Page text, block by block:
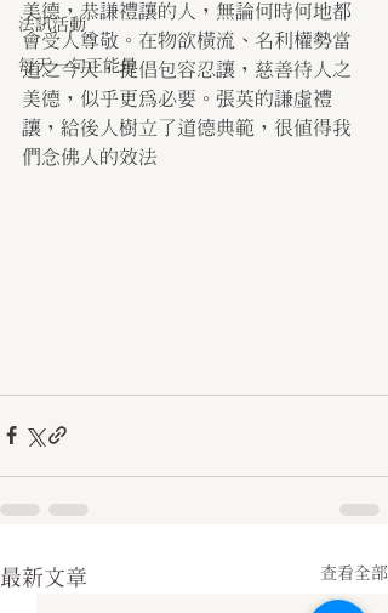
法訊活動
每天一句正能量
美德，恭謙禮讓的人，無論何時何地都
會受人尊敬。在物欲橫流、名利權勢當
道之今天，提倡包容忍讓，慈善待人之
美德，似乎更為必要。張英的謙虛禮
讓，給後人樹立了道德典範，很值得我
們念佛人的效法
最新文章 查看全部